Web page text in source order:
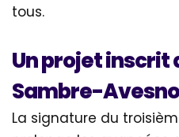
tous.
Un projet inscrit
Sambre-
La signature du